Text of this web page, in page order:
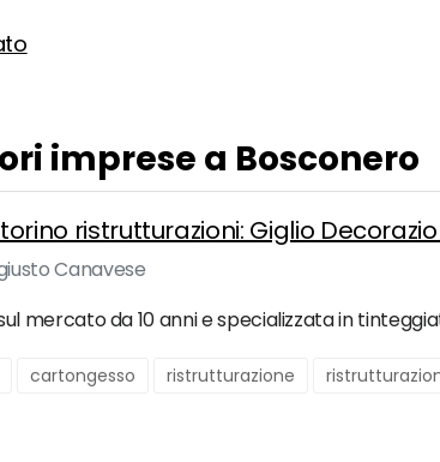
imprese a Bosconero
ristrutturazioni: Giglio
Canavese
mercato da 10 anni e specializzata in
cartongesso ristrutturazione